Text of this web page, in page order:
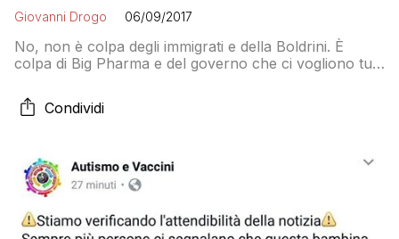
Giovanni Drogo 06/09/2017
No, non è colpa degli immigrati e della Boldrini. È
colpa di Big Pharma e del governo che ci vogliono tutti
popolazione a vaccinarsi contro la malaria? E se
stessero insabbiando l’ennesima grave reazione
Condividi